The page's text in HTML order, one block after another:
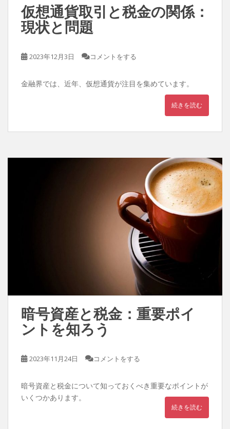
仮想通貨取引と税金の関係：
現状と問題
2023年12月3日 コメントをする
金融界では、近年、仮想通貨が注目を集めています。
続きを読む
暗号資産と税金：重要ポイ
ントを知ろう
2023年11月24日 コメントをする
暗号資産と税金について知っておくべき重要なポイントが
いくつかあります。
続きを読む